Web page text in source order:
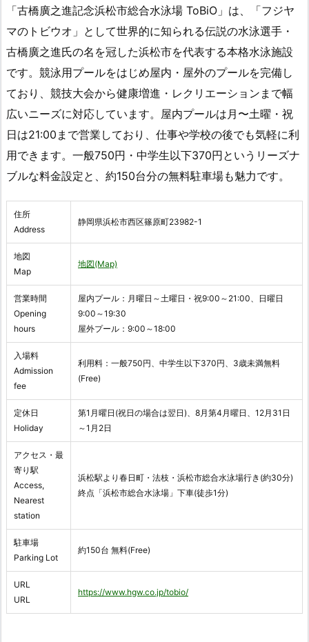
「古橋廣之進記念浜松市総合水泳場 ToBiO」は、「フジヤ
マのトビウオ」として世界的に知られる伝説の水泳選手・
古橋廣之進氏の名を冠した浜松市を代表する本格水泳施設
です。競泳用プールをはじめ屋内・屋外のプールを完備し
ており、競技大会から健康増進・レクリエーションまで幅
広いニーズに対応しています。屋内プールは月〜土曜・祝
日は21:00まで営業しており、仕事や学校の後でも気軽に利
用できます。一般750円・中学生以下370円というリーズナ
ブルな料金設定と、約150台分の無料駐車場も魅力です。
住所
Address
静岡県浜松市西区篠原町23982-1
地図
Map
地図(Map)
営業時間
Opening
hours
屋内プール：月曜日～土曜日・祝9:00～21:00、日曜日
9:00～19:30
屋外プール：9:00～18:00
入場料
Admission
fee
利用料：一般750円、中学生以下370円、3歳未満無料
(Free)
定休日
Holiday
第1月曜日(祝日の場合は翌日)、8月第4月曜日、12月31日
～1月2日
アクセス・最
寄り駅
Access,
Nearest
station
浜松駅より春日町・法枝・浜松市総合水泳場行き(約30分)
終点「浜松市総合水泳場」下車(徒歩1分)
駐車場
Parking Lot
約150台 無料(Free)
URL
URL
https://www.hgw.co.jp/tobio/